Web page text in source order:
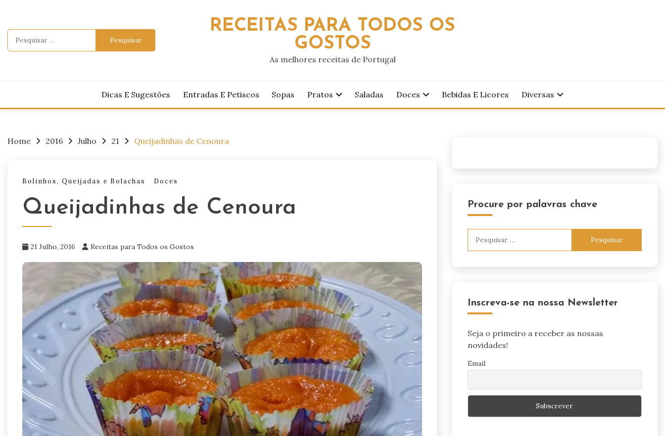
content
RECEITAS PARA TODOS OS
GOSTOS
As melhores receitas de Portugal
Dicas E Sugestões Entradas E Petiscos Sopas Pratos Saladas Doces Bebidas E Licores Diversas
Home 2016 Julho 21 Queijadinhas de Cenoura
Bolinhos, Queijadas e Bolachas Doces
Queijadinhas de Cenoura
21 Julho, 2016 Receitas para Todos os Gostos
Procure por palavras chave
Inscreva-se na nossa Newsletter
Seja o primeiro a receber as nossas
novidades!
Email